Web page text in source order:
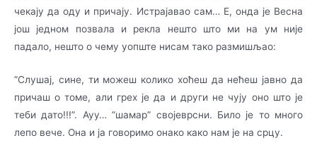
чекају да оду и причају. Истрајавао сам… Е, онда је Весна
још једном по­­звала и рекла нешто што ми на ум није
падало, нешто о чему уопште нисам тако ра­зми­шљао:
­”Слушај, сине, ти можеш колико хоћеш да нећеш јавно да
причаш о томе, али грех је да и други не чују оно што је
теби дато!!!”. Ауу… ”шамар” својеврсни. Било је то много
лепо вече. Она и ја говоримо онако како нам је на срцу.